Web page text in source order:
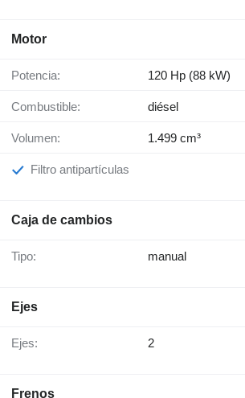
Motor
Potencia: 120 Hp (88 kW)
Combustible: diésel
Volumen: 1.499 cm³
Filtro antipartículas
Caja de cambios
Tipo: manual
Ejes
Ejes: 2
Frenos